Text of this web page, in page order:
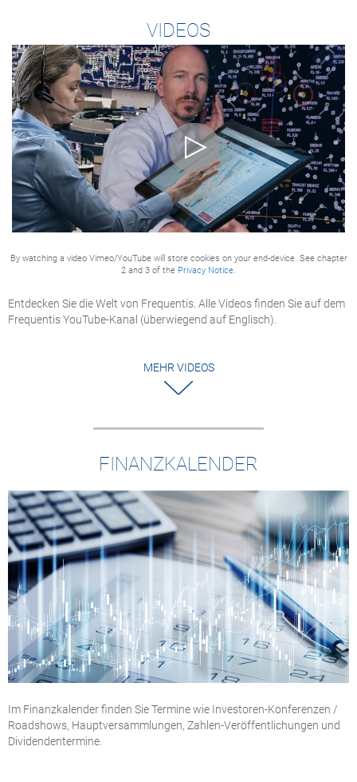
VIDEOS
By watching a video Vimeo/YouTube will store cookies on your end-device. See chapter
2 and 3 of the Privacy Notice.
Entdecken Sie die Welt von Frequentis. Alle Videos finden Sie auf dem
Frequentis YouTube-Kanal (überwiegend auf Englisch).
MEHR VIDEOS
FINANZKALENDER
Im Finanzkalender finden Sie Termine wie Investoren-Konferenzen /
Roadshows, Hauptversammlungen, Zahlen-Veröffentlichungen und
Dividendentermine.